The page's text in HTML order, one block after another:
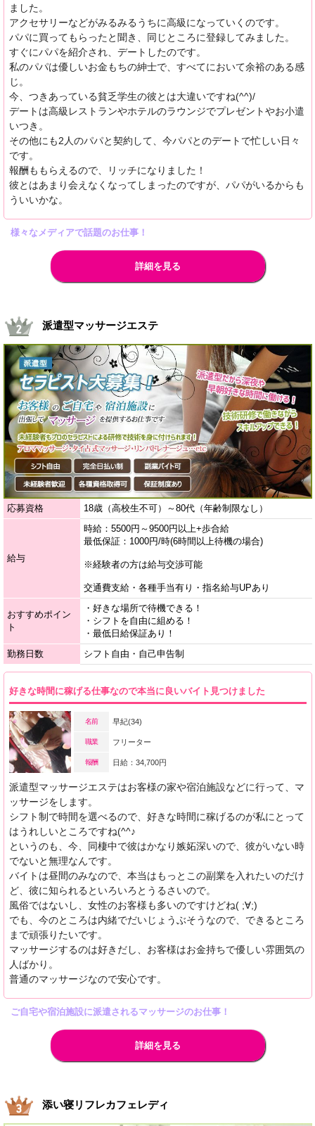
ました。
アクセサリーなどがみるみるうちに高級になっていくのです。
パパに買ってもらったと聞き、同じところに登録してみました。
すぐにパパを紹介され、デートしたのです。
私のパパは優しいお金もちの紳士で、すべてにおいて余裕のある感
じ。
今、つきあっている貧乏学生の彼とは大違いですね(^^)/
デートは高級レストランやホテルのラウンジでプレゼントやお小遣
いつき。
その他にも2人のパパと契約して、今パパとのデートで忙しい日々
です。
報酬ももらえるので、リッチになりました！
彼とはあまり会えなくなってしまったのですが、パパがいるからも
ういいかな。
様々なメディアで話題のお仕事！
詳細を見る
派遣型マッサージエステ
応募資格 18歳（高校生不可）～80代（年齢制限なし）
給与
時給：5500円～9500円以上+歩合給
最低保証：1000円/時(6時間以上待機の場合)
※経験者の方は給与交渉可能
交通費支給・各種手当有り・指名給与UPあり
おすすめポイン
ト
・好きな場所で待機できる！
・シフトを自由に組める！
・最低日給保証あり！
勤務日数
シフト自由・自己申告制
好きな時間に稼げる仕事なので本当に良いバイト見つけました
名前 早紀(34)
職業 フリーター
報酬 日給：34,700円
派遣型マッサージエステはお客様の家や宿泊施設などに行って、マ
ッサージをします。
シフト制で時間を選べるので、好きな時間に稼げるのが私にとって
はうれしいところですね(^^♪
というのも、今、同棲中で彼はかなり嫉妬深いので、彼がいない時
でないと無理なんです。
バイトは昼間のみなので、本当はもっとこの副業を入れたいのだけ
ど、彼に知られるといろいろとうるさいので。
風俗ではないし、女性のお客様も多いのですけどね( ;∀;)
でも、今のところは内緒でだいじょうぶそうなので、できるところ
まで頑張りたいです。
マッサージするのは好きだし、お客様はお金持ちで優しい雰囲気の
人ばかり。
普通のマッサージなので安心です。
ご自宅や宿泊施設に派遣されるマッサージのお仕事！
詳細を見る
添い寝リフレカフェレディ